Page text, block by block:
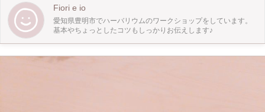
Fiori e io
愛知県豊明市でハーバリウムのワークショップをしています。
基本やちょっとしたコツもしっかりお伝えします♪